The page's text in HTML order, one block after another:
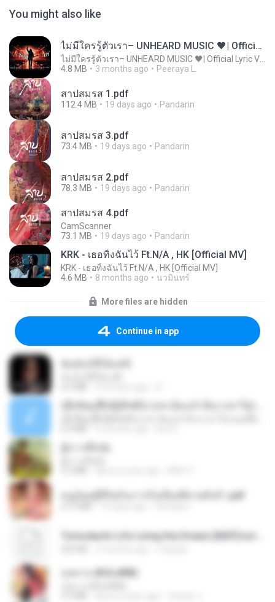
You might also like
ไม่มีใครรู้ตัวเรา– UNHEARD MUSIC 🖤| Official Lyric Video | เพลงสู้ชีวิต
4.8 MB
3 months ago Peeraya L.
สาปสมรส 1.pdf
112.4 MB 19 days ago Pandarin
สาปสมรส 3.pdf
73.4 MB 19 days ago Pandarin
สาปสมรส 2.pdf
78.3 MB 19 days ago Pandarin
สาปสมรส 4.pdf
CamScanner
73.1 MB
19 days ago Pandarin
KRK - เธอทิ้งฉันไว้ Ft.N/A , HK [Official MV]
KRK - เธอทิ้งฉันไว้ Ft.N/A , HK [Official MV]
4.6 MB
8 months ago นวมินทร์
More files are hidden
Continue in app
หนูน้อยสู้ชีวิตกับภารกิจเลี้ยงพี่ชายทั้งห้า.pdf
กุหลาบ (KULARB)